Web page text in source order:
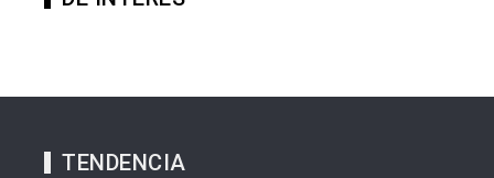
TENDENCIA